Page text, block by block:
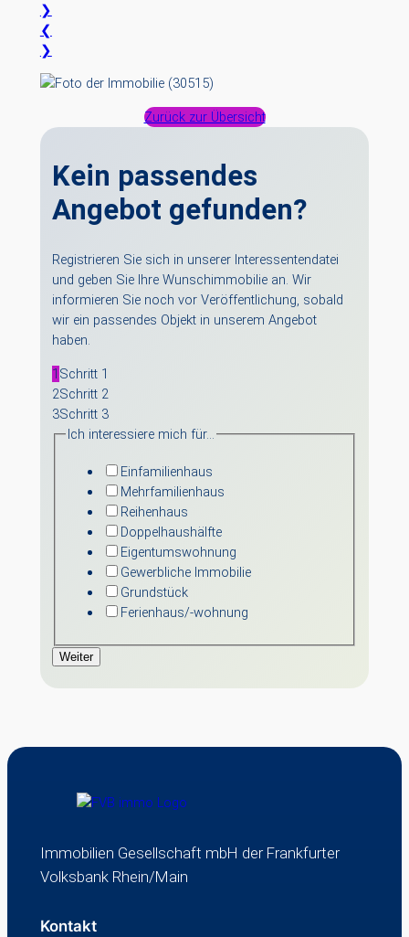
❯
❮
❯
Zurück zur Übersicht
Kein passendes
Angebot gefunden?
Registrieren Sie sich in unserer Interessentendatei
und geben Sie Ihre Wunschimmobilie an. Wir
informieren Sie noch vor Veröffentlichung, sobald
wir ein passendes Objekt in unserem Angebot
haben.
1 Schritt 1
2Schritt 2
3Schritt 3
Ich interessiere mich für…
Einfamilienhaus
Mehrfamilienhaus
Reihenhaus
Doppelhaushälfte
Eigentumswohnung
Gewerbliche Immobilie
Grundstück
Ferienhaus/-wohnung
Weiter
Immobilien Gesellschaft mbH der Frankfurter
Volksbank Rhein/Main
Kontakt